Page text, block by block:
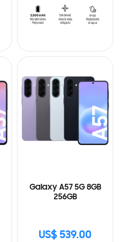
Galaxy A57 5G 8GB
256GB
US$ 539.00